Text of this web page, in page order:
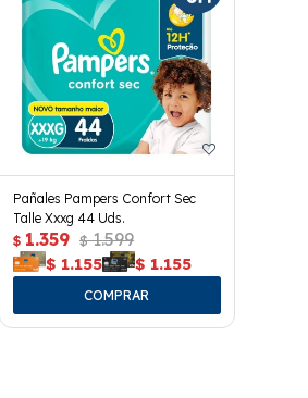
Pañales Pampers Confort Sec
Talle Xxxg 44 Uds.
$ 1.359 $ 1.599
$ 1.155 $ 1.155